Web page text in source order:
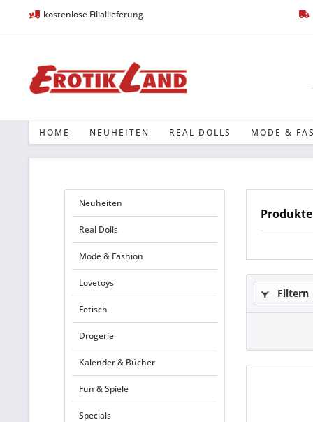
kostenlose Filiallieferung
HOME NEUHEITEN REAL DOLLS MODE &
Neuheiten
Real Dolls
Mode & Fashion
Lovetoys
Fetisch
Drogerie
Kalender & Bücher
Fun & Spiele
Specials
Produkte
Filtern